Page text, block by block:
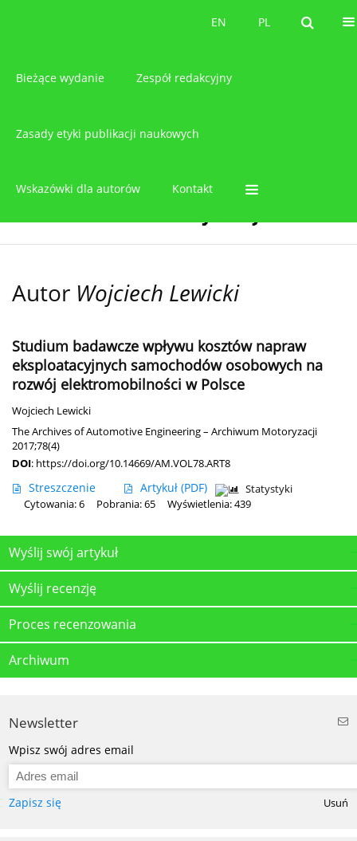
PL
EN PL
EN
Bieżące wydanie Zespół redakcyjny
Zasady etyki publikacji naukowych
Wskazówki dla autorów Kontakt
Autor Wojciech Lewicki
Studium badawcze wpływu kosztów napraw
eksploatacyjnych samochodów osobowych na
rozwój elektromobilności w Polsce
Wojciech Lewicki
The Archives of Automotive Engineering – Archiwum Motoryzacji
2017;78(4)
DOI: https://doi.org/10.14669/AM.VOL78.ART8
Streszczenie Artykuł (PDF)
Statystyki
Cytowania: 6
Pobrania: 65 Wyświetlenia: 439
Wyślij swój artykuł
Wyślij recenzję
Proces recenzowania
Archiwum
Newsletter
Wpisz swój adres email
Zapisz się Usuń